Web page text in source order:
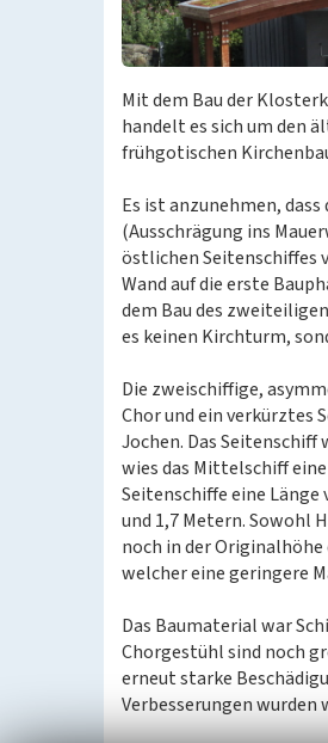
Mit dem Bau der
handelt es sich um den
frühgotischen
Es ist anzunehmen,
(Ausschrägung ins
östlichen Seitenschiffes
Wand auf die erste
dem Bau des
es keinen Kirchturm,
Die zweischiffige,
Chor und ein verkürztes
Jochen. Das Seitenschiff
wies das Mittelschiff
Seitenschiffe eine Länge
und 1,7 Metern. Sowohl
noch in der
welcher eine geringere
Das Baumaterial war
Chorgestühl sind noch
erneut starke
Verbesserungen